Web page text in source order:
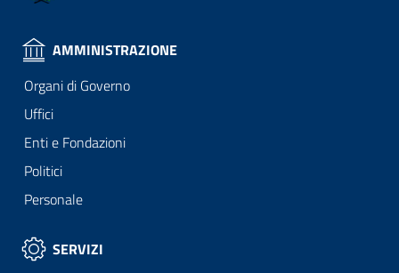
AMMINISTRAZIONE
Organi di Governo
Uffici
Enti e Fondazioni
Politici
Personale
SERVIZI